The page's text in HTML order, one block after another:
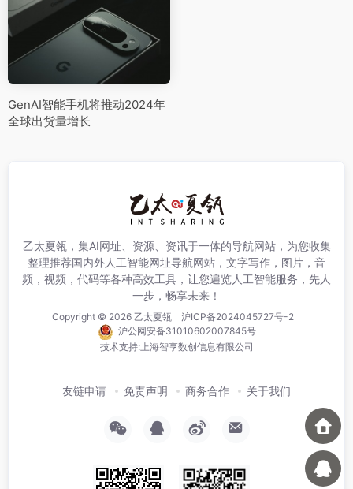
GenAI智能手机将推动2024年
全球出货量增长
乙太夏瓴，集AI网址、资源、资讯于一体的导航网站，为您收集
整理推荐国内外人工智能网址导航网站，文字写作，图片，音
频，视频，代码等各种高效工具，让您遍览人工智能服务，先人
一步，畅享未来！
Copyright © 2026 乙太夏瓴
沪ICP备2024045727号-2
沪公网安备31010602007845号
技术支持:上海智享数创信息有限公司
友链申请 免责声明 商务合作 关于我们